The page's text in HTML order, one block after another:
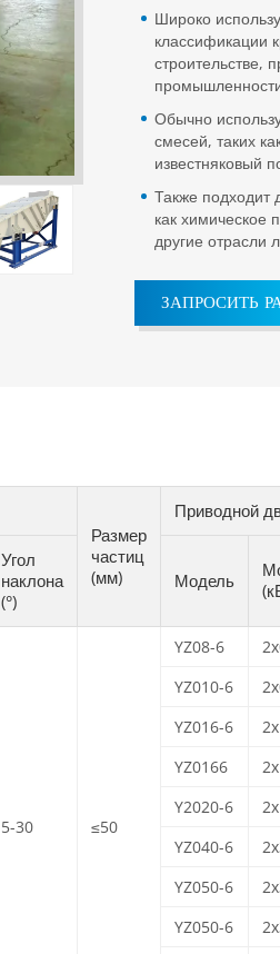
Широко
классификации
строительстве,
Обычно
смесей, таких
известняковый
Также подходит
как химическое
другие отрасли
ЗАПРОСИТЬ
Размер
частиц
(мм)
Приводной
Угол
наклона
(°)
Модель
5-30 ≤50
YZ08-6
YZ010-6
YZ016-6
YZ0166
Y2020-6
YZ040-6
YZ050-6
YZ050-6